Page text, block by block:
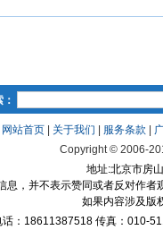
网站首页| 关于我们 服务条款
Copyright © 2006-
地址:北京市房
息，并不表示赞同或者反对作
如果内容涉及版
话：18611387518 传真：010-